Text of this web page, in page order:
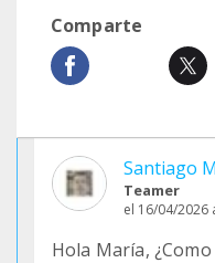
Comparte
Santiago
Teamer
el 16/04/2026
Hola María,